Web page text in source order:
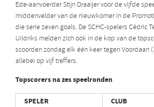
Ede-aanvoerder Stijn Draaijer voor de vijfde
middenvelder van de nieuwkomer in de
die serie zeven goals. De SCHC-spelers Cédric
Uildriks melden zich ook in de kop van de
scoorden zondag elk één keer tegen Voordaan
allebei op vijf treffers.
Topscorers na zes speelronden
SPELER CLUB